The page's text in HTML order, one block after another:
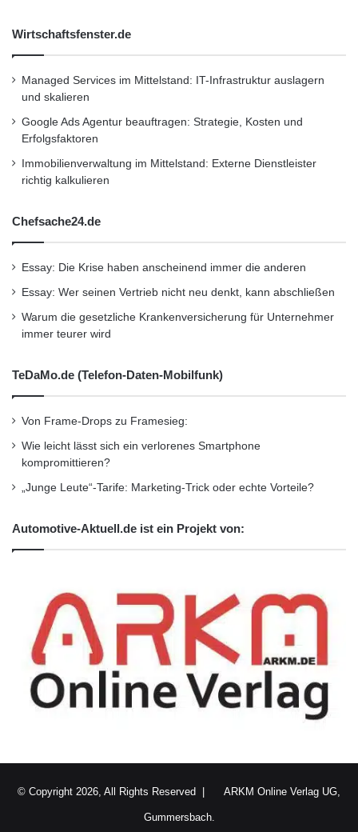
Wirtschaftsfenster.de
Managed Services im Mittelstand: IT-Infrastruktur auslagern
und skalieren
Google Ads Agentur beauftragen: Strategie, Kosten und
Erfolgsfaktoren
Immobilienverwaltung im Mittelstand: Externe Dienstleister
richtig kalkulieren
Chefsache24.de
Essay: Die Krise haben anscheinend immer die anderen
Essay: Wer seinen Vertrieb nicht neu denkt, kann abschließen
Warum die gesetzliche Krankenversicherung für Unternehmer
immer teurer wird
TeDaMo.de (Telefon-Daten-Mobilfunk)
Von Frame-Drops zu Framesieg:
Wie leicht lässt sich ein verlorenes Smartphone
kompromittieren?
„Junge Leute“-Tarife: Marketing-Trick oder echte Vorteile?
Automotive-Aktuell.de ist ein Projekt von:
© Copyright 2026, All Rights Reserved | ARKM Online Verlag UG,
Gummersbach.